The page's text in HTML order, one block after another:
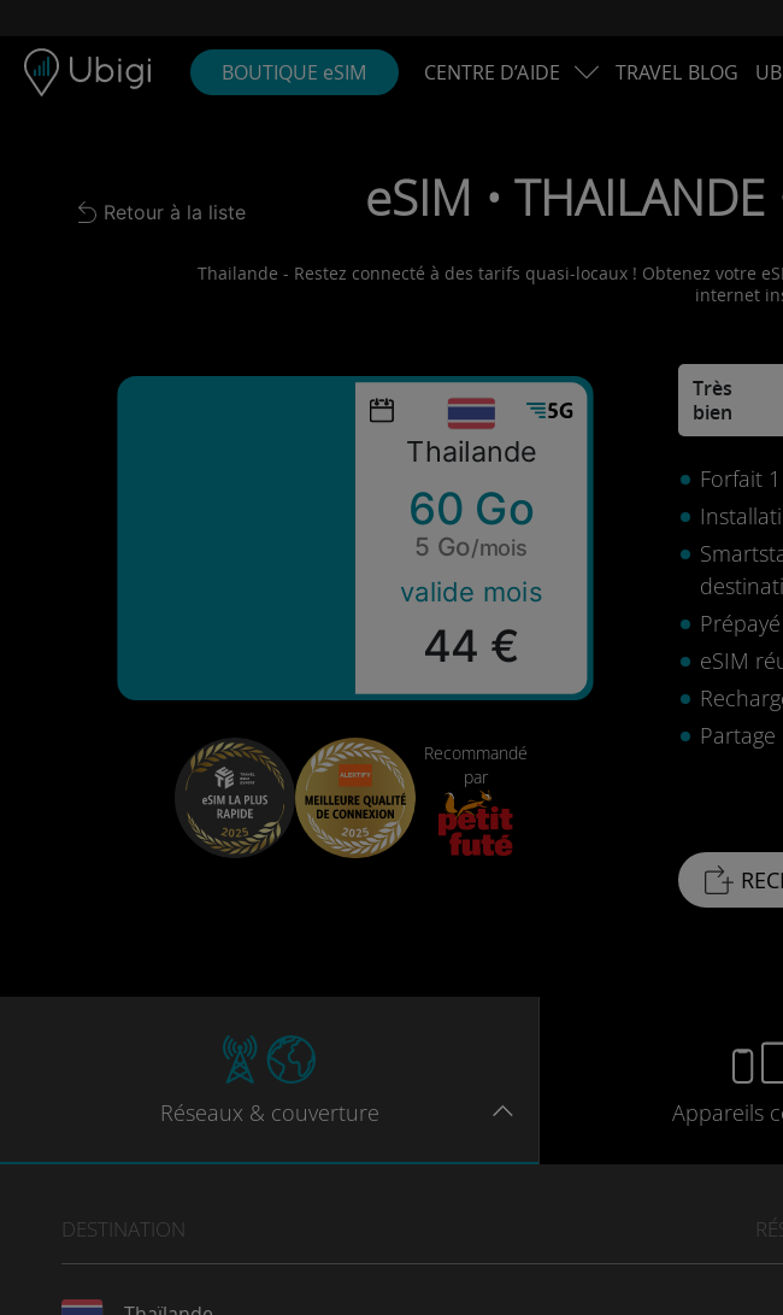
BOUTIQUE eSIM CENTRE D’AIDE TRAVEL BLOG
Back to list
Retour à la liste eSIM •
Thailande - Restez connecté à des tarifs quasi-locaux ! Obtenez votre
internet
Thailande
60 Go
5 Go/mois
valide mois
44 €
Recommandé
par
Très
bien
Forfait
eSIM
Réseaux & couverture Appareils
DESTINATION